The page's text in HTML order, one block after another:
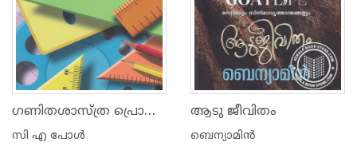
ഗണിതശാസ്ത്ര പ്രൊജക്ടുകള്‍
സി എ പോള്‍
ആടു ജീവിതം
ബെന്യാമിന്‍